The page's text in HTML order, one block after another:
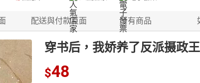
配送與付款頁面 所有商品
穿书后，我娇养了反派摄政
$48